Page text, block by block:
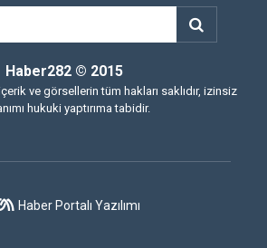
Haber282 © 2015
ve görsellerin tüm hakları saklıdır, izinsiz
hukuki yaptırıma tabidir.
Haber Portalı Yazılımı